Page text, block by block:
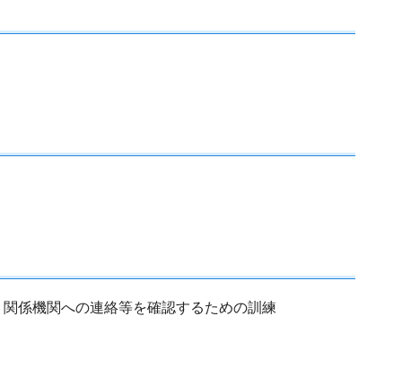
係機関への連絡等を確認するための訓練